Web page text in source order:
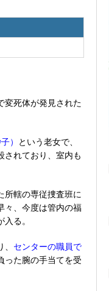
変死体が発見された
） という老女で、
されており、室内も
所轄の専従捜査班に
々、今度は管内の福
る。
センターの職員で
った腕の手当てを受